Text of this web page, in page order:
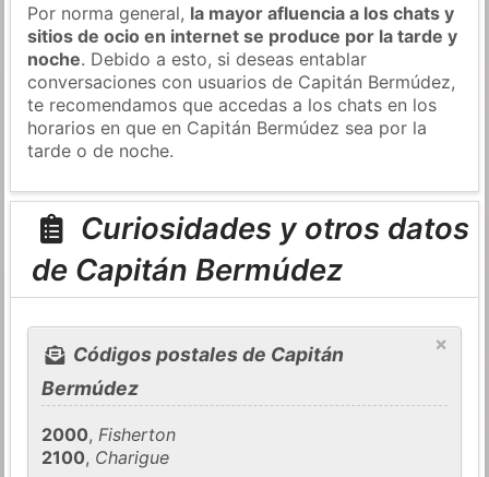
Por norma general, la mayor afluencia a los chats y
sitios de ocio en internet se produce por la tarde y
noche. Debido a esto, si deseas entablar
conversaciones con usuarios de Capitán Bermúdez,
te recomendamos que accedas a los chats en los
horarios en que en Capitán Bermúdez sea por la
tarde o de noche.
Curiosidades y otros datos
de Capitán Bermúdez
×
Códigos postales de Capitán
Bermúdez
2000,Fisherton
2100, Charigue